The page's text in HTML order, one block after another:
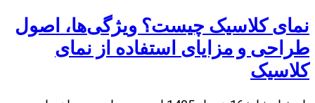
نمای کلاسیک چیست؟ ویژگی‌ها، اصول
طراحی و مزایای استفاده از نمای
کلاسیک